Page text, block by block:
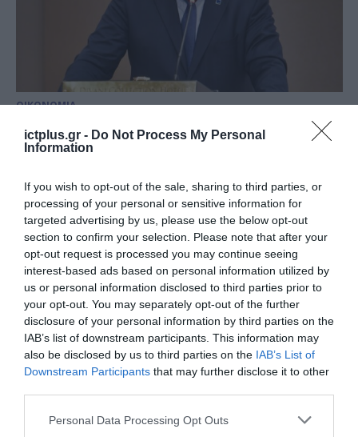
ictplus.gr - Do Not Process My Personal
Information
If you wish to opt-out of the sale, sharing to third parties, or
processing of your personal or sensitive information for
targeted advertising by us, please use the below opt-out
section to confirm your selection. Please note that after your
opt-out request is processed you may continue seeing
interest-based ads based on personal information utilized by
us or personal information disclosed to third parties prior to
your opt-out. You may separately opt-out of the further
disclosure of your personal information by third parties on the
IAB’s list of downstream participants. This information may
also be disclosed by us to third parties on the IAB’s List of
Downstream Participants that may further disclose it to other
Please note that this website/app uses one or more Google
Personal Data Processing Opt Outs
ΟΙΚΟΝΟΜΙΑ
“Χάρτινος Δράκος”: Η ΑΑΔΕ
εξάρθρωσε δίκτυο
επιχειρήσεων
18.07.2024
ΨΗΦΙΑΚΗ ΣΤΡΑΤΗΓΙΚΗ